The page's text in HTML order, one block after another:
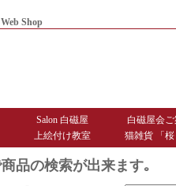
Shop
Salon 白磁屋
白磁屋会
上絵付け教室
猫雑貨 「
品の検索が出来ます｡